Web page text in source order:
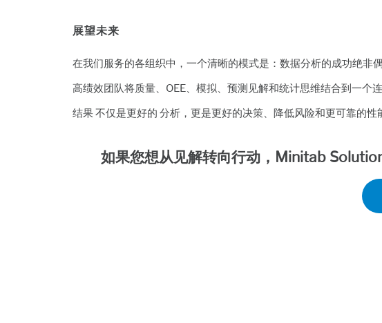
展望未来
在我们服务的各组织中，一个清晰的模式是：数据分析的成功绝非偶
高绩效团队将质量、OEE、模拟、预测见解和统计思维结合到一个
结果 不仅是更好的 分析，更是更好的决策、降低风险和更可靠的性
如果您想从见解转向行动，Minitab